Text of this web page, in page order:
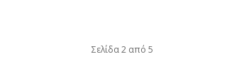
Σελίδα 2 από 5